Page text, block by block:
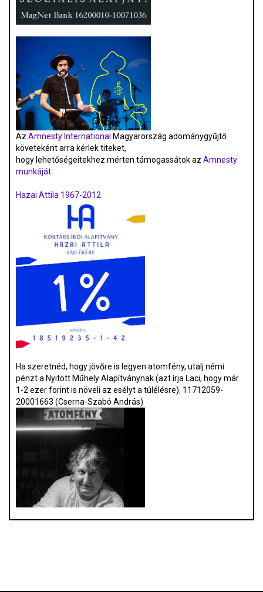
Az Amnesty International Magyarország adománygyűjtő
követeként arra kérlek titeket,
hogy lehetőségeitekhez mérten támogassátok az Amnesty
munkáját
Hazai Attila 1967-2012
Ha szeretnéd, hogy jövőre is legyen atomfény, utalj némi
pénzt a Nyitott Műhely Alapítványnak (azt írja Laci, hogy már
1-2 ezer forint is növeli az esélyt a túlélésre). 11712059-
20001663 (Cserna-Szabó András)